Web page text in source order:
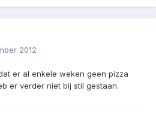
2012
er al enkele weken geen pizza
er verder niet bij stil gestaan.